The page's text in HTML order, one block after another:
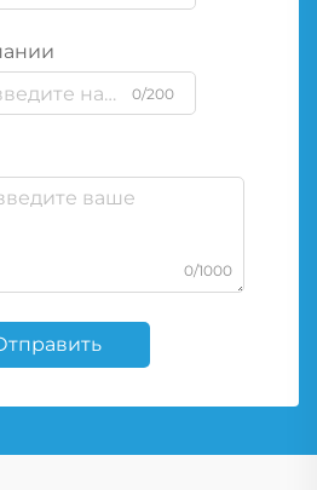
0/200
0/1000